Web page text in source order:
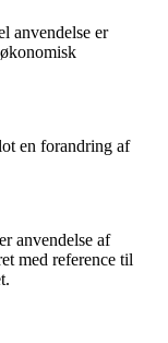
anvendelse er
en forandring af
anvendelse af
med reference til